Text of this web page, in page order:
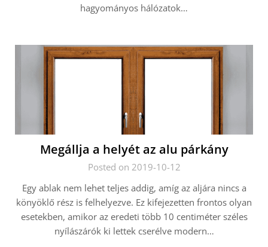
hagyományos hálózatok…
Megállja a helyét az alu párkány
Posted on 2019-10-12
Egy ablak nem lehet teljes addig, amíg az aljára nincs a
könyöklő rész is felhelyezve. Ez kifejezetten frontos olyan
esetekben, amikor az eredeti több 10 centiméter széles
nyílászárók ki lettek cserélve modern…